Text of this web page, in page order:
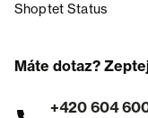
Shoptet Status
Máte dotaz?
+420 604